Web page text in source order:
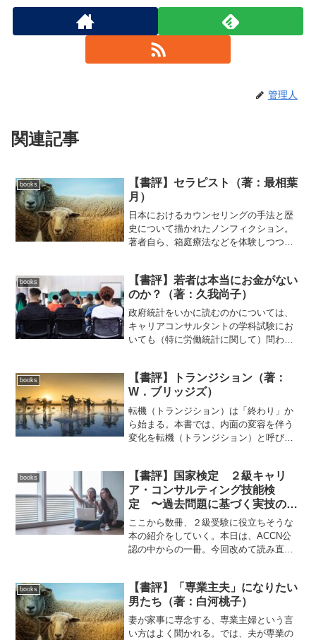
管理人
関連記事
books
【書評】セラピスト（著：最相葉
月）￼￼
日本におけるカウンセリングの手法と歴
史について描かれたノンフィクション。
著者自ら、箱庭療法などを体験しつつ、
箱庭療法。それと中井久夫の絵画療法を
中心にストーリーは進んで...
books
【書評】若者は本当にお金がない
のか？（著：久我尚子）￼￼
政府統計をいかに読むのかについては、
キャリアコンサルタントの学科試験にお
いても（特に労働統計に関して）問われ
読み解いている。誰も皆、自分が若者だ
った時代があり、若者とは...
books
【書評】トランジション（著：
W．ブリッジズ）
転機（トランジション）は「終わり」か
ら始まる。本書では、内面の変容を伴う
変化を転機（トランジション）と呼び、
かるものであり、「終わり」「ニュート
ラルゾーン」「新たな始ま...
books
【書評】国家検定 ２級キャリ
ア・コンサルティング技能検
定 〜過去問題に基づく実技の視
点、考え方〜 （編：特定非営利
活動法人キャリコンサルティング
協議会）
ここから数冊、２級受験に役立ちそうな
本の紹介をしていく。本日は、ACCN公
認の中からの一冊。今回改めて読み直
勧められているのか、よくわからなかっ
た。初学者の目には、どれ...
books
【書評】「専業主夫」になりたい
男たち（著：白河桃子）￼￼
妻が家事に専念する、専業主婦という言
い方はよく聞かれる。では、夫が専業の